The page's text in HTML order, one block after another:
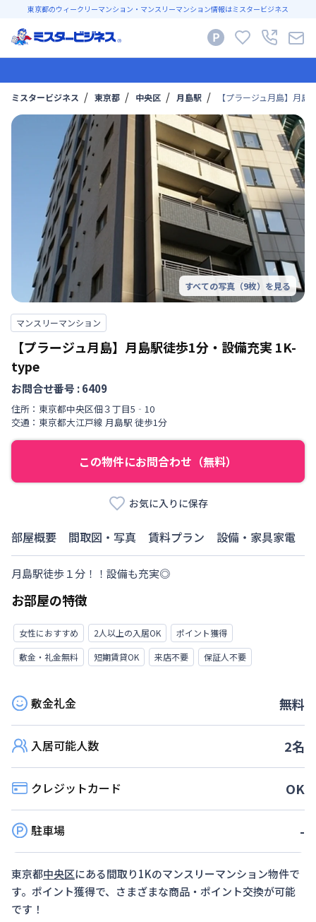
東京都のウィークリーマンション・マンスリーマンション情報はミスタービジネス
ミスタービジネス 東京都 中央区 月島駅 【プラージュ月島】月
すべての写真（9枚）を見る
マンスリーマンション
【プラージュ月島】月島駅徒歩1分・設備充実 1K-
type
お問合せ番号 :6409
住所： 東京都中央区佃３丁目5‐10
交通： 東京都大江戸線 月島駅 徒歩1分
この物件にお問合わせ（無料）
お気に入りに保存
部屋概要 間取図・写真 賃料プラン 設備・家具家電
月島駅徒歩１分！！設備も充実◎
お部屋の特徴
女性におすすめ 2人以上の入居OK
ポイント獲得
敷金・礼金無料
短期賃貸OK 来店不要 保証人不要
敷金礼金 無料
入居可能人数 2名
クレジットカード OK
駐車場 -
東京都中央区にある間取り1Kのマンスリーマンション物件で
す。ポイント獲得で、さまざまな商品・ポイント交換が可能
です！